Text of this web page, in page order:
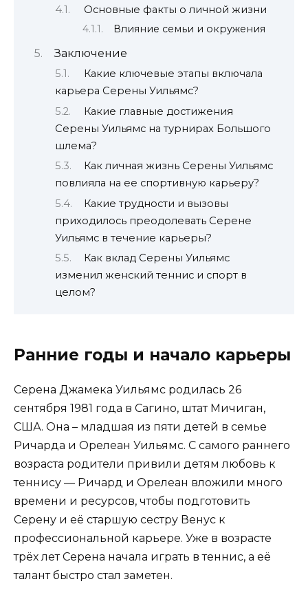
Основные факты о личной жизни
Влияние семьи и окружения
Заключение
Какие ключевые этапы включала
карьера Серены Уильямс?
Какие главные достижения
Серены Уильямс на турнирах Большого
шлема?
Как личная жизнь Серены Уильямс
повлияла на ее спортивную карьеру?
Какие трудности и вызовы
приходилось преодолевать Серене
Уильямс в течение карьеры?
Как вклад Серены Уильямс
изменил женский теннис и спорт в
целом?
Ранние годы и начало карьеры
Серена Джамека Уильямс родилась 26
сентября 1981 года в Сагино, штат Мичиган,
США. Она – младшая из пяти детей в семье
Ричарда и Орелеан Уильямс. С самого раннего
возраста родители привили детям любовь к
теннису — Ричард и Орелеан вложили много
времени и ресурсов, чтобы подготовить
Серену и её старшую сестру Венус к
профессиональной карьере. Уже в возрасте
трёх лет Серена начала играть в теннис, а её
талант быстро стал заметен.